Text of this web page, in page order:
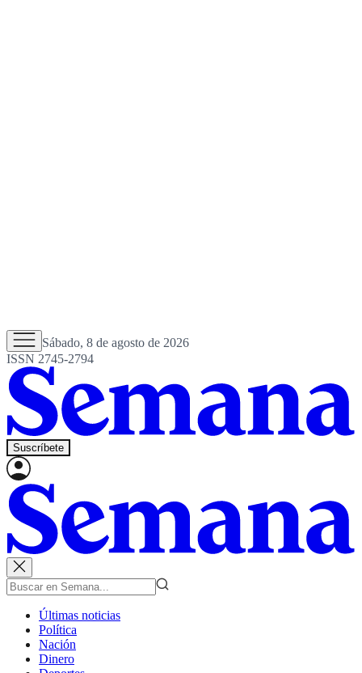
Sábado, 8 de agosto de 2026
ISSN 2745-2794
Suscríbete
Últimas noticias
Política
Nación
Dinero